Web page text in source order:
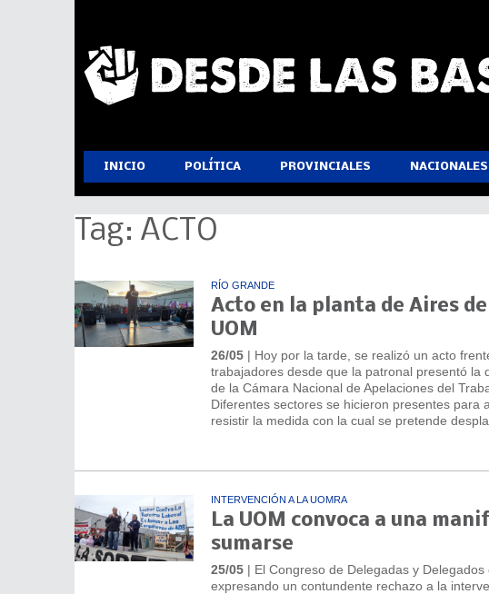
INICIO POLÍTICA PROVINCIALES NACIONALES
Tag: ACTO
RÍO GRANDE
Acto en la planta de Aires
UOM
26/05| Hoy por la tarde, se realizó un acto
trabajadores desde que la patronal presentó
de la Cámara Nacional de Apelaciones del
Diferentes sectores se hicieron presentes para
resistir la medida con la cual se pretende
INTERVENCIÓN A LA UOMRA
La UOM convoca a una
sumarse
25/05| El Congreso de Delegadas y
expresando un contundente rechazo a la